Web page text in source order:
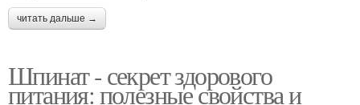
читать дальше →
Шпинат - секрет здорового
питания: полезные свойства и